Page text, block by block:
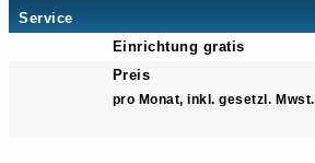
Service
Einrichtung gratis
Preis
pro Monat, inkl. gesetzl. Mwst.